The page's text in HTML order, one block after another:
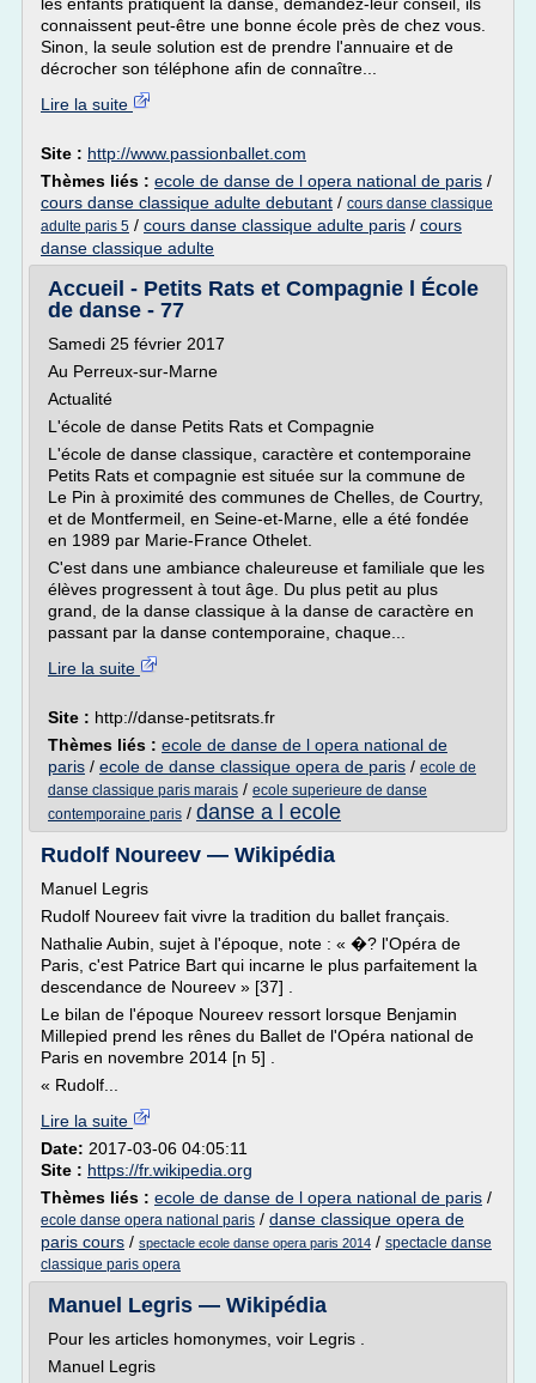
connaissent peut-être une bonne école près de chez vous.
Sinon, la seule solution est de prendre l'annuaire et de
décrocher son téléphone afin de connaître...
Lire la suite
Site : http://www.passionballet.com
Thèmes liés : ecole de danse de l opera national de paris /
cours danse classique adulte debutant / cours danse classique
adulte paris 5 / cours danse classique adulte paris / cours
danse classique adulte
Accueil - Petits Rats et Compagnie l École
de danse - 77
Samedi 25 février 2017
Au Perreux-sur-Marne
Actualité
L'école de danse Petits Rats et Compagnie
L'école de danse classique, caractère et contemporaine
Petits Rats et compagnie est située sur la commune de
Le Pin à proximité des communes de Chelles, de Courtry,
et de Montfermeil, en Seine-et-Marne, elle a été fondée
en 1989 par Marie-France Othelet.
C'est dans une ambiance chaleureuse et familiale que les
élèves progressent à tout âge. Du plus petit au plus
grand, de la danse classique à la danse de caractère en
passant par la danse contemporaine, chaque...
Lire la suite
Site : http://danse-petitsrats.fr
Thèmes liés : ecole de danse de l opera national de
paris / ecole de danse classique opera de paris / ecole de
danse classique paris marais / ecole superieure de danse
contemporaine paris / danse a l ecole
Rudolf Noureev — Wikipédia
Manuel Legris
Rudolf Noureev fait vivre la tradition du ballet français.
Nathalie Aubin, sujet à l'époque, note : « �? l'Opéra de
Paris, c'est Patrice Bart qui incarne le plus parfaitement la
descendance de Noureev » [37] .
Le bilan de l'époque Noureev ressort lorsque Benjamin
Millepied prend les rênes du Ballet de l'Opéra national de
Paris en novembre 2014 [n 5] .
« Rudolf...
Lire la suite
Date: 2017-03-06 04:05:11
Site : https://fr.wikipedia.org
Thèmes liés : ecole de danse de l opera national de paris /
ecole danse opera national paris / danse classique opera de
paris cours / spectacle ecole danse opera paris 2014 / spectacle danse
classique paris opera
Manuel Legris — Wikipédia
Pour les articles homonymes, voir Legris .
Manuel Legris